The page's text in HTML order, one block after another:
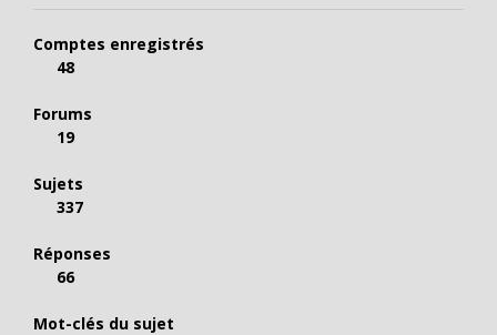
Comptes enregistrés
48
Forums
19
Sujets
337
Réponses
66
Mot-clés du sujet